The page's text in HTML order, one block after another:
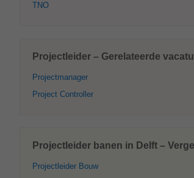
TNO
Projectleider – Gerelateerde
Projectmanager
Project Controller
Projectleider banen in Delft –
Projectleider Bouw